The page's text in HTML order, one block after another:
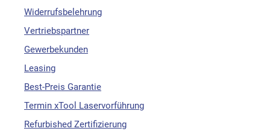
Widerrufsbelehrung
Vertriebspartner
Gewerbekunden
Leasing
Best-Preis Garantie
Termin xTool Laservorführung
Refurbished Zertifizierung